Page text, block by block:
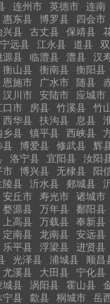
连州市 英德市 连南
惠东县 博罗县 四会市
兴县 古丈县 保靖县
宁远县 江永县 道县
源县 临澧县 澧县 汉
衡山县 衡南县 衡阳县
恩施市 广水市 随县
汉川市 安陆市 应城市
口市 房县 竹溪县 竹
西华县 扶沟县 息县
乡县 镇平县 西峡县
县 博爱县 修武县 辉
洛宁县 宜阳县 汝阳
市 博兴县 无棣县 阳
陵县 沂水县 郯城县
安丘市 寿光市 诸城市
婺源县 万年县 鄱阳县
上高县 万载县 奉新县
定南县 龙南县 安远县
乐平县 浮梁县 进贤县
光泽县 浦城县 顺昌
尤溪县 大田县 宁化县
城县 涡阳县 霍山县
宁县 歙县 桐城市 岳